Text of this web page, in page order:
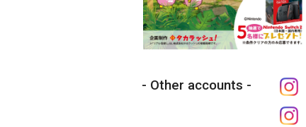
Other accounts